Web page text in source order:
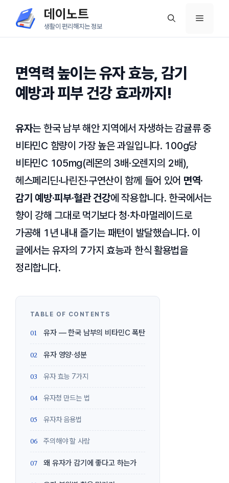
츠
데이노트
생활이 편리해지는 정보
메
면역력 높이는 유자 효능, 감기
예방과 피부 건강 효과까지!
유자는 한국 남부 해안 지역에서 자생하는 감귤류 중
비타민C 함량이 가장 높은 과일입니다. 100g당
비타민C 105mg(레몬의 3배·오렌지의 2배),
헤스페리딘·나린진·구연산이 함께 들어 있어 면역·
감기 예방·피부·혈관 건강에 작용합니다. 한국에서는
향이 강해 그대로 먹기보다 청·차·마멀레이드로
가공해 1년 내내 즐기는 패턴이 발달했습니다. 이
글에서는 유자의 7가지 효능과 한식 활용법을
정리합니다.
유자 — 한국 남부의 비타민C 폭탄
유자 영양·성분
유자 효능 7가지
유자청 만드는 법
유자차 음용법
주의해야 할 사람
왜 유자가 감기에 좋다고 하는가